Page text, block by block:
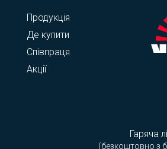
Продукція
Де купити
Співпраця
Акції
Гаряча
(безкоштовно з